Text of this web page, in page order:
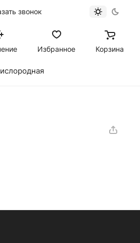
звонок
Избранное Корзина